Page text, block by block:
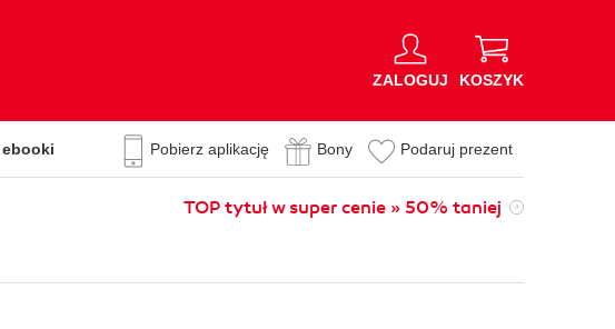
ZALOGUJ KOSZYK
ebooki Pobierz aplikację Bony Podaruj prezent
TOP tytuł w super cenie » 50% taniej